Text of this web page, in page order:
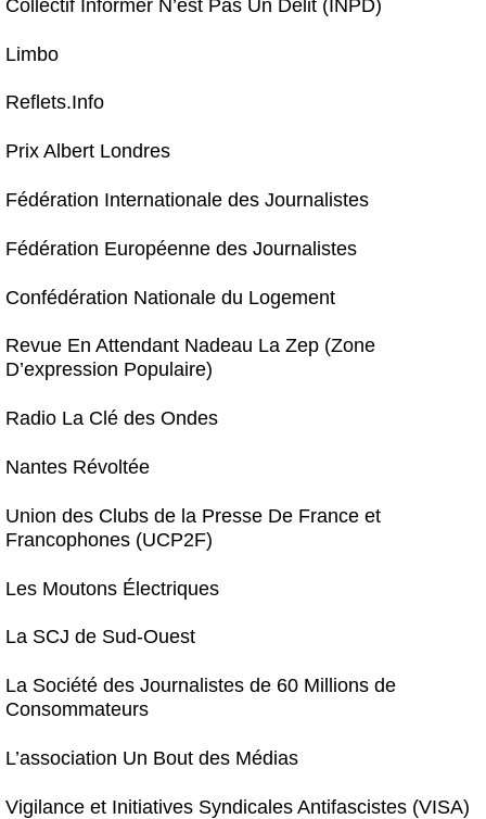
Collectif Informer N’est Pas Un Délit (INPD)
Limbo
Reflets.Info
Prix Albert Londres
Fédération Internationale des Journalistes
Fédération Européenne des Journalistes
Confédération Nationale du Logement
Revue En Attendant Nadeau La Zep (Zone
D’expression Populaire)
Radio La Clé des Ondes
Nantes Révoltée
Union des Clubs de la Presse De France et
Francophones (UCP2F)
Les Moutons Électriques
La SCJ de Sud-Ouest
La Société des Journalistes de 60 Millions de
Consommateurs
L’association Un Bout des Médias
Vigilance et Initiatives Syndicales Antifascistes (VISA)